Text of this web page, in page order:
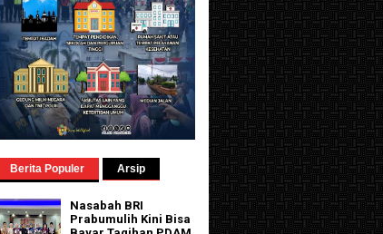
Berita Populer Arsip
Nasabah BRI
Prabumulih Kini Bisa